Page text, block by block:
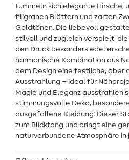
tummeln sich elegante Hirsche,
filigranen Blättern und zarten
Goldtönen. Die liebevoll
stilvoll und zugleich verspielt,
den Druck besonders edel
harmonische Kombination aus
dem Design eine festliche, aber
Ausstrahlung – ideal für
Magie und Eleganz ausstrahlen
stimmungsvolle Deko,
ausgefallene Kleidung: Dieser
zum Blickfang und bringt eine
naturverbundene Atmosphäre in